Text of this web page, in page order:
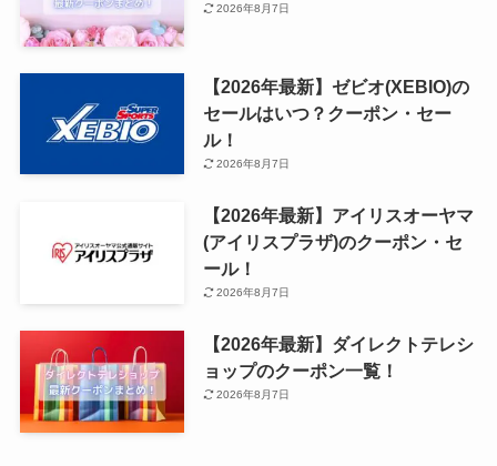
2026年8月7日
【2026年最新】ゼビオ(XEBIO)の
セールはいつ？クーポン・セー
ル！
2026年8月7日
【2026年最新】アイリスオーヤマ
(アイリスプラザ)のクーポン・セ
ール！
2026年8月7日
【2026年最新】ダイレクトテレシ
ョップのクーポン一覧！
2026年8月7日